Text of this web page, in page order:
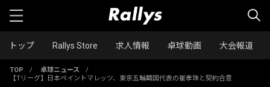
トップ Rallys Store 求人情報 卓球動画 大会報道
TOP / 卓球ニュース
/
【Tリーグ】日本ペイントマレッツ、東京五輪韓国代表の崔孝珠と契約合意